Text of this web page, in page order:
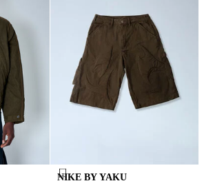
NIKE BY YAKU